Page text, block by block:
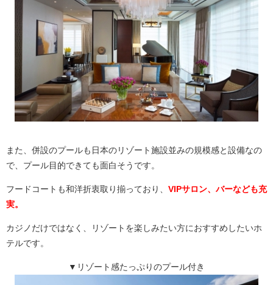
また、併設のプールも日本のリゾート施設並みの規模感と設備なの
で、プール目的できても面白そうです。
フードコートも和洋折衷取り揃っており、 VIPサロン、バーなども充
実。
カジノだけではなく、リゾートを楽しみたい方におすすめしたいホ
テルです。
▼リゾート感たっぷりのプール付き